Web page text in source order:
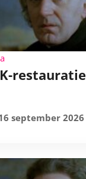
restauratie
september 2026